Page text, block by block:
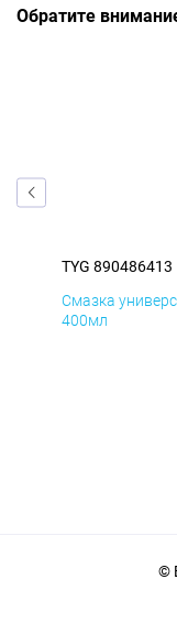
Обратите
TYG 890486413
Смазка
400мл
©